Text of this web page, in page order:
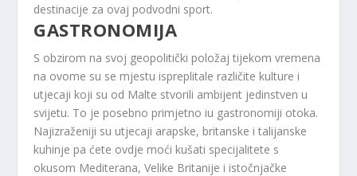
destinacije za ovaj podvodni sport.
GASTRONOMIJA
S obzirom na svoj geopolitički položaj tijekom vremena
na ovome su se mjestu ispreplitale različite kulture i
utjecaji koji su od Malte stvorili ambijent jedinstven u
svijetu. To je posebno primjetno iu gastronomiji otoka.
Najizraženiji su utjecaji arapske, britanske i talijanske
kuhinje pa ćete ovdje moći kušati specijalitete s
okusom Mediterana, Velike Britanije i istočnjačke